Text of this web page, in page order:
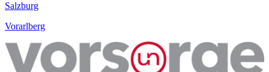
Salzburg
Vorarlberg